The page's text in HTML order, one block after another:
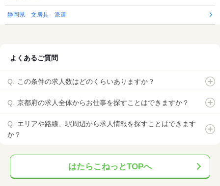
静岡県 文房具 派遣
よくあるご質問
この条件の求人数はどのくらいありますか？
京都府の求人全体からお仕事を探すことはできますか？
エリアや路線、駅周辺から求人情報を探すことはできます
か？
はたらこねっとTOPへ